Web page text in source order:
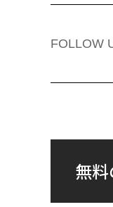
FOLLOW
無